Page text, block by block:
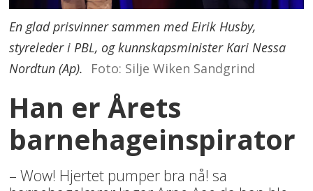
En glad prisvinner sammen med Eirik Husby,
styreleder i PBL, og kunnskapsminister Kari Nessa
Nordtun (Ap).
Foto: Silje Wiken Sandgrind
Han er Årets
barnehageinspirator
– Wow! Hjertet pumper bra nå! sa